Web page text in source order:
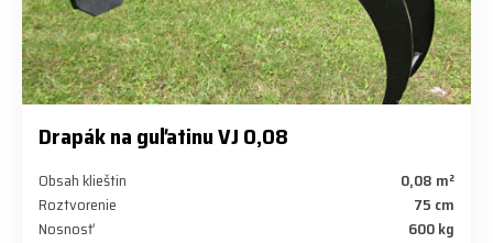
Drapák na guľatinu VJ 0,08
Obsah klieštin
0,08 m²
Roztvorenie
75 cm
Nosnosť
600 kg